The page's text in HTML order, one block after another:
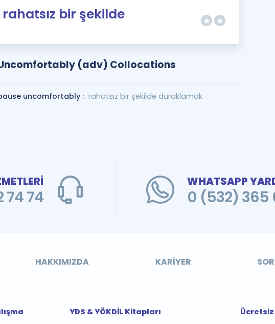
rahatsız bir şekilde
(adv) Collocations
uncomfortably : rahatsız bir şekilde duraklamak
74
WHATSAPP
0 (532) 365
HAKKIMIZDA KARIYER
YDS & YÖKDİL Kitapları